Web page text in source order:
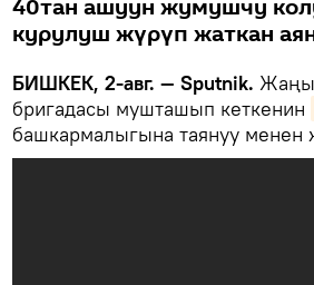
40тан ашуун жумушчу
курулуш жүрүп жаткан
БИШКЕК, 2-авг. — Sputnik. Жаңы
бригадасы мушташып кеткенин
башкармалыгына таянуу менен